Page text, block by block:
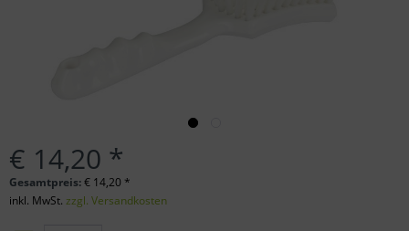
€ 14,20 *
Gesamtpreis:€ 14,20 *
inkl. MwSt. zzgl. Versandkosten